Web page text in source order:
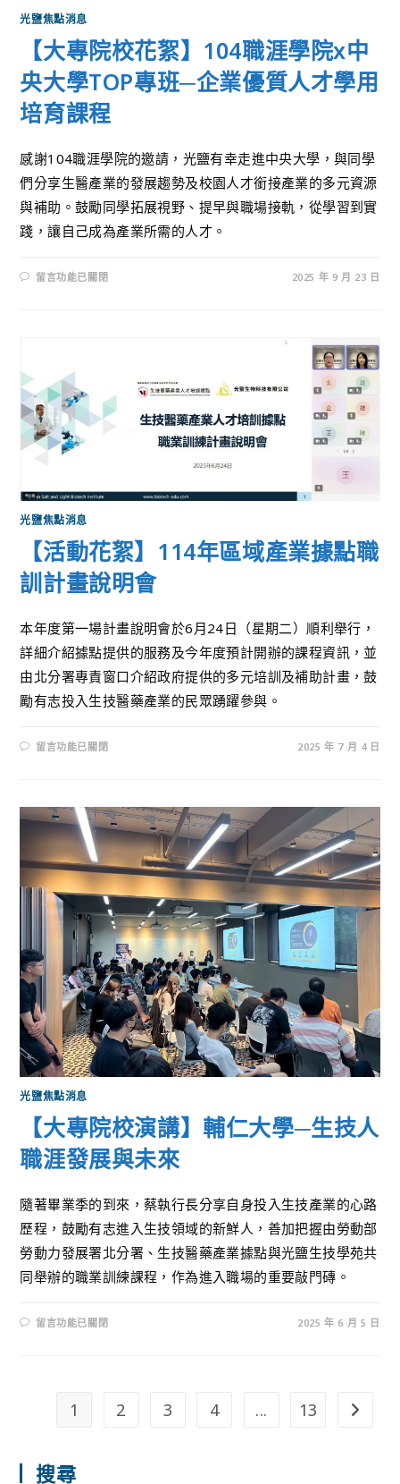
光鹽焦點消息
【大專院校花絮】104職涯學院x中
央大學TOP專班─企業優質人才學用
培育課程
感謝104職涯學院的邀請，光鹽有幸走進中央大學，與同學
們分享生醫產業的發展趨勢及校園人才銜接產業的多元資源
與補助。鼓勵同學拓展視野、提早與職場接軌，從學習到實
踐，讓自己成為產業所需的人才。
留言功能已關閉 2025 年 9 月 23 日
光鹽焦點消息
【活動花絮】114年區域產業據點職
訓計畫說明會
本年度第一場計畫說明會於6月24日（星期二）順利舉行，
詳細介紹據點提供的服務及今年度預計開辦的課程資訊，並
由北分署專責窗口介紹政府提供的多元培訓及補助計畫，鼓
勵有志投入生技醫藥產業的民眾踴躍參與。
留言功能已關閉 2025 年 7 月 4 日
光鹽焦點消息
【大專院校演講】輔仁大學─生技人
職涯發展與未來
隨著畢業季的到來，蔡執行長分享自身投入生技產業的心路
歷程，鼓勵有志進入生技領域的新鮮人，善加把握由勞動部
勞動力發展署北分署、生技醫藥產業據點與光鹽生技學苑共
同舉辦的職業訓練課程，作為進入職場的重要敲門磚。
留言功能已關閉 2025 年 6 月 5 日
1 2 3 4 ... 13
搜尋